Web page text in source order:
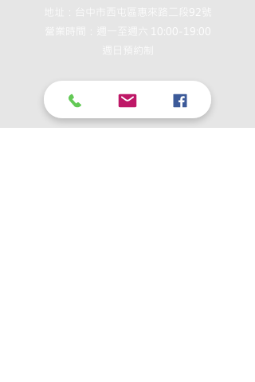
地址：台中市西屯區惠來路二段92號
營業時間：週一至週六 10:00-19:00